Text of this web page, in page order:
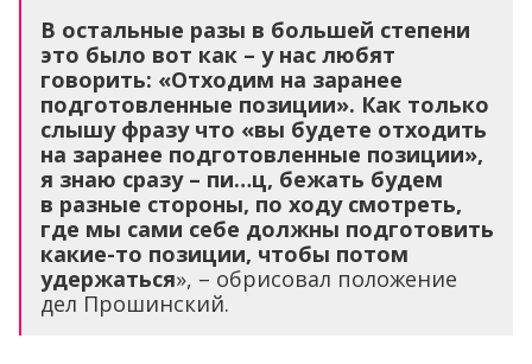
В остальные разы в большей степени
это было вот как – у нас любят
говорить: «Отходим на заранее
подготовленные позиции». Как только
слышу фразу что «вы будете отходить
на заранее подготовленные позиции»,
я знаю сразу– пи…ц, бежать будем
в разные стороны, по ходу смотреть,
где мы сами себе должны подготовить
какие-то позиции, чтобы потом
удержаться», – обрисовал положение
дел Прошинский.